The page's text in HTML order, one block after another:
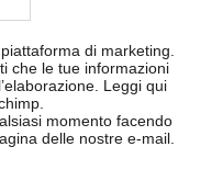
di marketing.
che le tue informazioni
Leggi qui
.
momento facendo
delle nostre e-mail.